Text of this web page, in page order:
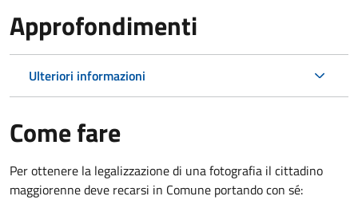
Approfondimenti
Ulteriori informazioni
Come fare
Per ottenere la legalizzazione di una fotografia il cittadino
maggiorenne deve recarsi in Comune portando con sé: